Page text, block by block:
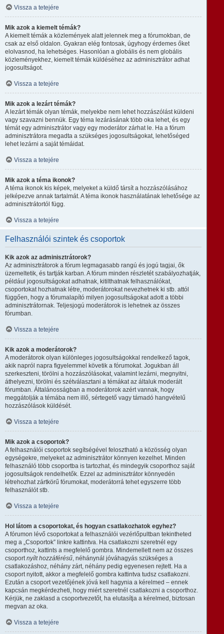
Vissza a tetejére
Mik azok a kiemelt témák?
A kiemelt témák a közlemények alatt jelennek meg a fórumokban, de
csak az első oldalon. Gyakran elég fontosak, úgyhogy érdemes őket
elolvasnod, ha lehetséges. Hasonlóan a globális és nem globális
közleményekhez, kiemelt témák küldéséhez az adminisztrátor adhat
jogosultságot.
Vissza a tetejére
Mik azok a lezárt témák?
A lezárt témák olyan témák, melyekbe nem lehet hozzászólást küldeni
vagy szavazni bennük. Egy téma lezárásának több oka lehet, és egy
témát egy adminisztrátor vagy egy moderátor zárhat le. Ha a fórum
adminisztrátora megadta a szükséges jogosultságokat, lehetőséged
lehet lezárni a saját témáidat.
Vissza a tetejére
Mik azok a téma ikonok?
A téma ikonok kis képek, melyeket a küldő társít a hozzászólásához
jelképezve annak tartalmát. A téma ikonok használatának lehetősége az
adminisztrátortól függ.
Vissza a tetejére
Felhasználói szintek és csoportok
Kik azok az adminisztrátorok?
Az adminisztrátorok a fórum legmagasabb rangú és jogú tagjai, ők
üzemeltetik, és tartják karban. A fórum minden részletét szabályozhatják,
például jogosultságokat adhatnak, kitilthatnak felhasználókat,
csoportokat hozhatnak létre, moderátorokat nevezhetnek ki stb. attól
függően, hogy a fórumalapító milyen jogosultságokat adott a többi
adminisztrátornak. Teljesjogú moderátorok is lehetnek az összes
fórumban.
Vissza a tetejére
Kik azok a moderátorok?
A moderátorok olyan különleges jogosultságokkal rendelkező tagok,
akik napról napra figyelemmel követik a fórumokat. Jogukban áll
szerkeszteni, törölni a hozzászólásokat, valamint lezárni, megnyitni,
áthelyezni, törölni és szétválasztani a témákat az általuk moderált
fórumban. Általánosságban a moderátorok azért vannak, hogy
meggátolják a témába nem illő, sértegető vagy támadó hangvételű
hozzászólások küldését.
Vissza a tetejére
Mik azok a csoportok?
A felhasználói csoportok segítségével felosztható a közösség olyan
egységekre, melyeket az adminisztrátor könnyen kezelhet. Minden
felhasználó több csoportba is tartozhat, és mindegyik csoporthoz saját
jogosultságok rendelhetők. Ezzel az adminisztrátor könnyedén
létrehozhat zártkörű fórumokat, moderátorrá tehet egyszerre több
felhasználót stb.
Vissza a tetejére
Hol látom a csoportokat, és hogyan csatlakozhatok egyhez?
A fórumon lévő csoportokat a felhasználói vezérlőpultban tekintheted
meg a „Csoportok” linkre kattintva. Ha csatlakozni szeretnél egy
csoporthoz, kattints a megfelelő gombra. Mindemellett nem az összes
csoportnyílt hozzáférésű, néhánynál jóváhagyás szükséges a
csatlakozáshoz, néhány zárt, néhány pedig egyenesen rejtett. Ha a
csoport nyitott, akkor a megfelelő gombra kattintva tudsz csatlakozni.
Ezután a csoport vezetőjének jóvá kell hagynia a kérelmed – ennek
kapcsán megkérdezheti, hogy miért szeretnél csatlakozni a csoporthoz.
Kérjük, ne zaklasd a csoportvezetőt, ha elutasítja a kérelmed, biztosan
megvan az oka.
Vissza a tetejére